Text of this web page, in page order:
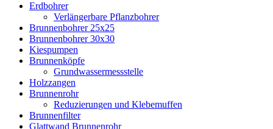
Erdbohrer
Verlängerbare Pflanzbohrer
Brunnenbohrer 25x25
Brunnenbohrer 30x30
Kiespumpen
Brunnenköpfe
Grundwassermessstelle
Holzzangen
Brunnenrohr
Reduzierungen und Klebemuffen
Brunnenfilter
Glattwand Brunnenrohr